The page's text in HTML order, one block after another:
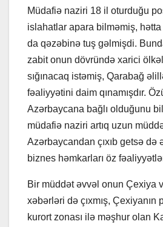
Müdafiə naziri 18 il oturduğu
islahatlar apara bilməmiş, hətta
da qəzəbinə tuş gəlmişdi.
zabit onun dövründə xarici
sığınacaq istəmiş, Qarabağ
fəaliyyətini daim qınamışdır.
Azərbaycana bağlı olduğunu
müdafiə naziri artıq uzun
Azərbaycandan çıxıb getsə də
biznes həmkarları öz
Bir müddət əvvəl onun Çexiya
xəbərləri də çıxmış, Çexiyanın
kurort zonası ilə məşhur olan